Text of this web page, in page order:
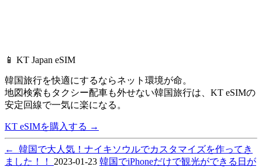
📱 KT Japan eSIM
韓国旅行を快適にするならネット環境が命。
地図検索もタクシー配車も外せない韓国旅行は、 KT eSIMの
安定回線で一気に楽になる。
KT eSIMを購入する →
←
韓国で大人気！ナイキソウルでカスタマイズを作ってき
ました！！ 2023-01-23 韓国でiPhoneだけで観光ができる日が